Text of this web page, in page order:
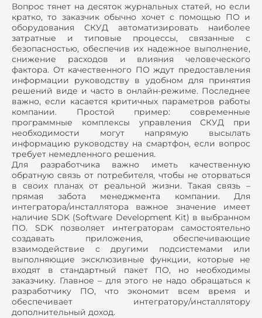
Вопрос тянет на десяток журнальных статей, но если
кратко, то заказчик обычно хочет с помощью ПО и
оборудования СКУД автоматизировать наиболее
затратные и типовые процессы, связанные с
безопасностью, обеспечив их надежное выполнение,
снижение расходов и влияния человеческого
фактора. От качественного ПО ждут предоставления
информации руководству в удобном для принятия
решений виде и часто в онлайн-режиме. Последнее
важно, если касается критичных параметров работы
компании. Простой пример: современные
программные комплексы управления СКУД при
необходимости могут напрямую высылать
информацию руководству на смартфон, если вопрос
требует немедленного решения.
Для разработчика важно иметь качественную
обратную связь от потребителя, чтобы не оторваться
в своих планах от реальной жизни. Такая связь –
прямая забота менеджмента компании. Для
интегратора/инсталлятора важное значение имеет
наличие SDK (Software Development Kit) в выбранном
ПО. SDK позволяет интеграторам самостоятельно
создавать приложения, обеспечивающие
взаимодействие с другими подсистемами или
выполняющие эксклюзивные функции, которые не
входят в стандартный пакет ПО, но необходимы
заказчику. Главное – для этого не надо обращаться к
разработчику ПО, что экономит всем время и
обеспечивает интегратору/инсталлятору
дополнительный доход.